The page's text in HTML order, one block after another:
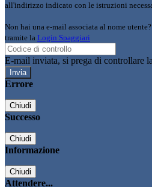
all'indirizzo indicato con le istruzioni
Non hai una e-mail associata al nome
tramite la Login Spaggiari
E-mail inviata, si prega di controllare
Errore
Chiudi
Successo
Chiudi
Informazione
Chiudi
Attendere...